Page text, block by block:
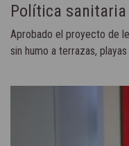
Política sanitaria
Aprobado el proyecto de
sin humo a terrazas,